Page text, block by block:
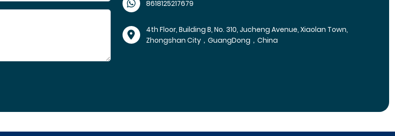
8618125217679
4th Floor, Building B, No. 310, Jucheng Avenue, Xiaolan Town,
Zhongshan City，GuangDong，China